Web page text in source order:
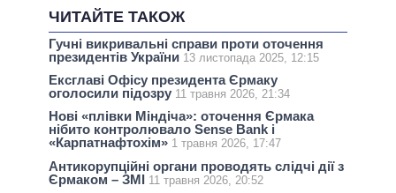
ЧИТАЙТЕ ТАКОЖ
Гучні викривальні справи проти оточення
президентів України 13 листопада 2025, 12:15
Ексглаві Офісу президента Єрмаку
оголосили підозру 11 травня 2026, 21:34
Нові «плівки Міндіча»: оточення Єрмака
нібито контролювало Sense Bank і
«Карпатнафтохім» 1 травня 2026, 17:47
Антикорупційні органи проводять слідчі дії з
Єрмаком – ЗМІ 11 травня 2026, 20:52